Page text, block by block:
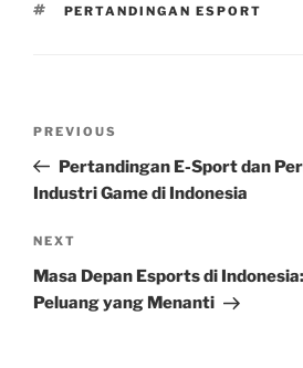
TAGS
PERTANDINGAN ESPORT
Previous
Post
PREVIOUS
Pertandingan E-Sport dan
Industri Game di Indonesia
Next
Post
NEXT
Masa Depan Esports di
Peluang yang Menanti